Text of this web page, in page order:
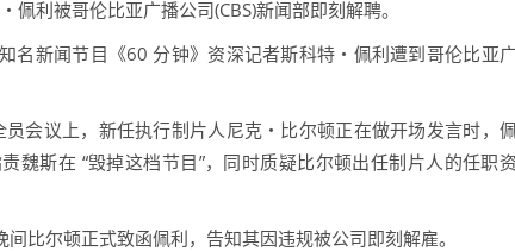
利被哥伦比亚广播公司(CBS)新闻部即刻解聘。
新闻节目《60 分钟》资深记者斯科特・佩利遭到哥伦比亚广
议上，新任执行制片人尼克・比尔顿正在做开场发言时，
魏斯在 “毁掉这档节目”，同时质疑比尔顿出任制片人的任职资
尔顿正式致函佩利，告知其因违规被公司即刻解雇。